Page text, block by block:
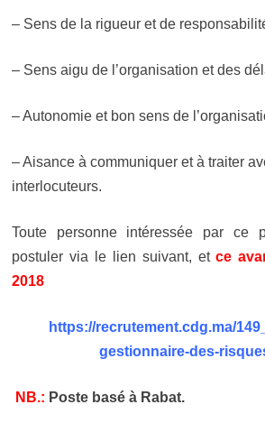
– Sens de la rigueur et de
– Sens aigu de l’organisation et des
– Autonomie et bon sens de
– Aisance à communiquer et à traiter
interlocuteurs.
Toute personne intéressée par ce
postuler via le lien suivant, etce
2018
https://recrutement.cdg.ma/
gestionnaire-des-
NB.: Poste basé à Rabat.